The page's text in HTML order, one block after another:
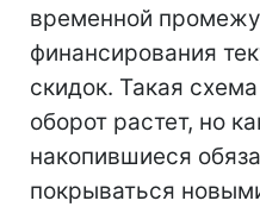
временной
финансирования
скидок. Такая
оборот растет, но
накопившиеся
покрываться